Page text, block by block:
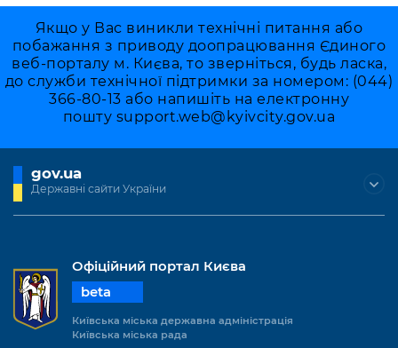
Якщо у Вас виникли технічні питання або
побажання з приводу доопрацювання Єдиного
веб-порталу м. Києва, то зверніться, будь ласка,
до служби технічної підтримки за номером: (044)
366-80-13 або напишіть на електронну
пошту support.web@kyivcity.gov.ua
gov.ua
Державні сайти України
Офіційний портал Києва
beta
Київська міська державна адміністрація
Київська міська рада